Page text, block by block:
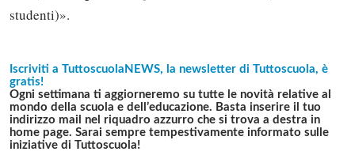
studenti)».
Iscriviti a TuttoscuolaNEWS, la newsletter di Tuttoscuola, è
gratis!
Ogni settimana ti aggiorneremo su tutte le novità relative al
mondo della scuola e dell’educazione. Basta inserire il tuo
indirizzo mail nel riquadro azzurro che si trova a destra in
home page. Sarai sempre tempestivamente informato sulle
iniziative di Tuttoscuola!
Solo gli utenti registrati possono
commentare!